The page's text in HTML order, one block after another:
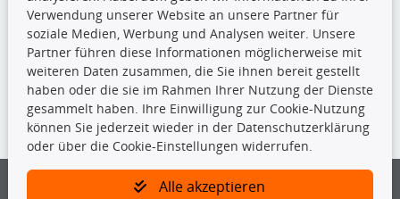
TecDoc Inside
Die hier angezeigten Daten insbesondere die gesamte Datenbank dürfen
nicht kopiert werden.
Es ist zu unterlassen, die Daten oder die gesamte Datenbank ohne
vorherige Zustimmung von TecDoc zu vervielfältigen, zu verbreiten
und/oder diese Handlungen durch Dritte ausführen zu lassen. Ein
Verwendung unserer Website an unsere Partner für
soziale Medien, Werbung und Analysen weiter. Unsere
Partner führen diese Informationen möglicherweise mit
weiteren Daten zusammen, die Sie ihnen bereit gestellt
haben oder die sie im Rahmen Ihrer Nutzung der Dienste
gesammelt haben. Ihre Einwilligung zur Cookie-Nutzung
können Sie jederzeit wieder in der Datenschutzerklärung
oder über die Cookie-Einstellungen widerrufen.
Alle akzeptieren